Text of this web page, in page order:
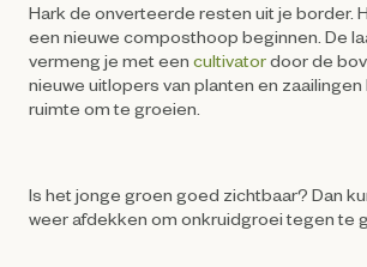
Hark de onverteerde resten uit je border.
een nieuwe composthoop beginnen. De
vermeng je met een cultivatordoor de
nieuwe uitlopers van planten en
ruimte om te groeien.
Is het jonge groen goed zichtbaar? Dan
weer afdekken om onkruidgroei tegen te